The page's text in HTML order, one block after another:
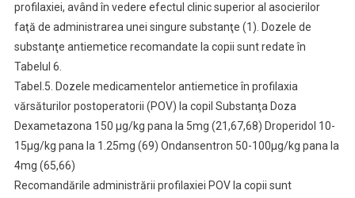
profilaxiei, având în vedere efectul clinic superior al asocierilor
faţă de administrarea unei singure substanţe (1). Dozele de
substanţe antiemetice recomandate la copii sunt redate în
Tabelul 6.
Tabel.5. Dozele medicamentelor antiemetice în profilaxia
vărsăturilor postoperatorii (POV) la copil Substanţa Doza
Dexametazona 150 µg/kg pana la 5mg (21,67,68) Droperidol 10-
15µg/kg pana la 1.25mg (69) Ondansentron 50-100µg/kg pana la
4mg (65,66)
Recomandările administrării profilaxiei POV la copii sunt